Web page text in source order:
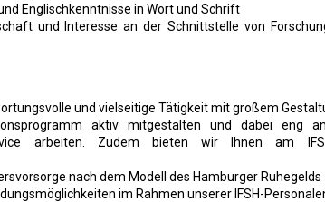
Englischkenntnisse in Wort und Schrift
und Interesse an der Schnittstelle von
und vielseitige Tätigkeit mit großem
aktiv mitgestalten und dabei eng
arbeiten. Zudem bieten wir Ihnen am
nach dem Modell des Hamburger Ruhegelds
im Rahmen unserer IFSH-